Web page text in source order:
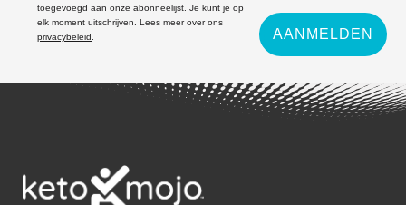
toegevoegd aan onze abonneelijst. Je kunt je op
elk moment uitschrijven. Lees meer over ons
privacybeleid
AANMELDEN